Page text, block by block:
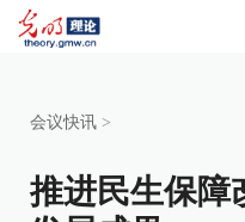
会议快讯 >
推进民生保障